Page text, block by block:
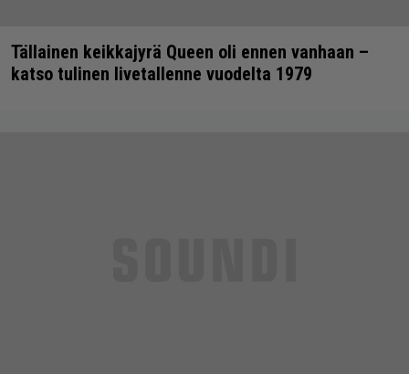
Tällainen keikkajyrä Queen oli ennen vanhaan –
katso tulinen livetallenne vuodelta 1979